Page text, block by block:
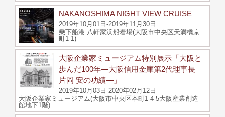
NAKANOSHIMA NIGHT VIEW CRUISE
2019年10月01日-2019年11月30日
乗下船港:八軒家浜船着場(大阪市中央区天満橋京
町1-1)
大阪企業家ミュージアム特別展示「大阪と
歩んだ100年―大阪信用金庫第2代理事長
片岡 安の功績―」
2019年10月03日-2020年02月12日
大阪企業家ミュージアム(大阪市中央区本町1-4-5大阪産業創造
館地下1階)